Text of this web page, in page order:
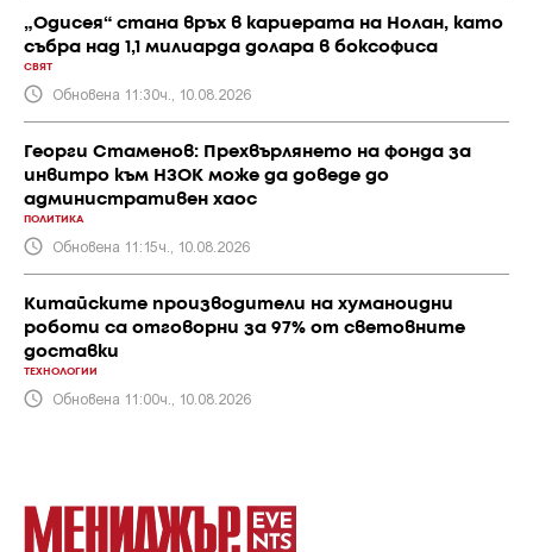
„Одисея“ стана връх в кариерата на Нолан, като
събра над 1,1 милиарда долара в боксофиса
СВЯТ
Обновена 11:30ч., 10.08.2026
Георги Стаменов: Прехвърлянето на фонда за
инвитро към НЗОК може да доведе до
административен хаос
ПОЛИТИКА
Обновена 11:15ч., 10.08.2026
Китайските производители на хуманоидни
роботи са отговорни за 97% от световните
доставки
ТЕХНОЛОГИИ
Обновена 11:00ч., 10.08.2026